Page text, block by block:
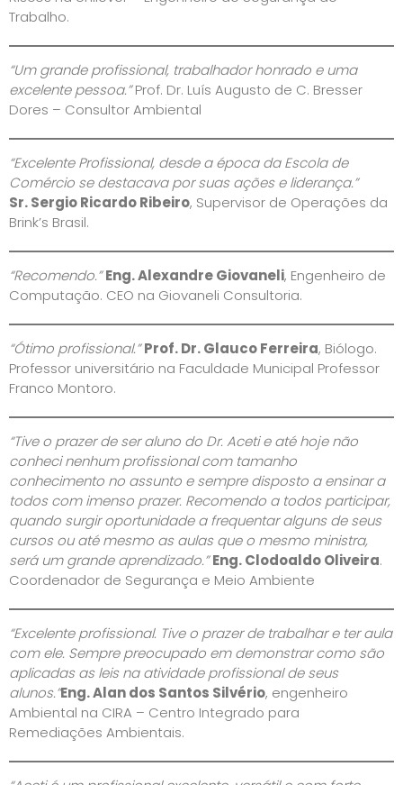
Trabalho.
“Um grande profissional, trabalhador honrado e uma
excelente pessoa.”Prof. Dr. Luís Augusto de C. Bresser
Dores – Consultor Ambiental
“Excelente Profissional, desde a época da Escola de
Comércio se destacava por suas ações e liderança.”
Sr. Sergio Ricardo Ribeiro, Supervisor de Operações da
Brink’s Brasil.
“Recomendo.”Eng. Alexandre Giovaneli, Engenheiro de
Computação. CEO na Giovaneli Consultoria.
“Ótimo profissional.”Prof. Dr. Glauco Ferreira, Biólogo.
Professor universitário na Faculdade Municipal Professor
Franco Montoro.
“Tive o prazer de ser aluno do Dr. Aceti e até hoje não
conheci nenhum profissional com tamanho
conhecimento no assunto e sempre disposto a ensinar a
todos com imenso prazer. Recomendo a todos participar,
quando surgir oportunidade a frequentar alguns de seus
cursos ou até mesmo as aulas que o mesmo ministra,
será um grande aprendizado.” Eng. Clodoaldo Oliveira.
Coordenador de Segurança e Meio Ambiente
“Excelente profissional. Tive o prazer de trabalhar e ter aula
com ele. Sempre preocupado em demonstrar como são
aplicadas as leis na atividade profissional de seus
alunos.”Eng. Alan dos Santos Silvério, engenheiro
Ambiental na CIRA – Centro Integrado para
Remediações Ambientais.